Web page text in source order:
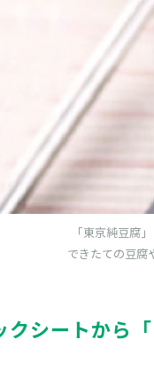
「東京純豆腐
できたての豆腐
クシートから